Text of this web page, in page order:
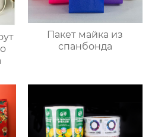
Пакет майка из
спанбонда